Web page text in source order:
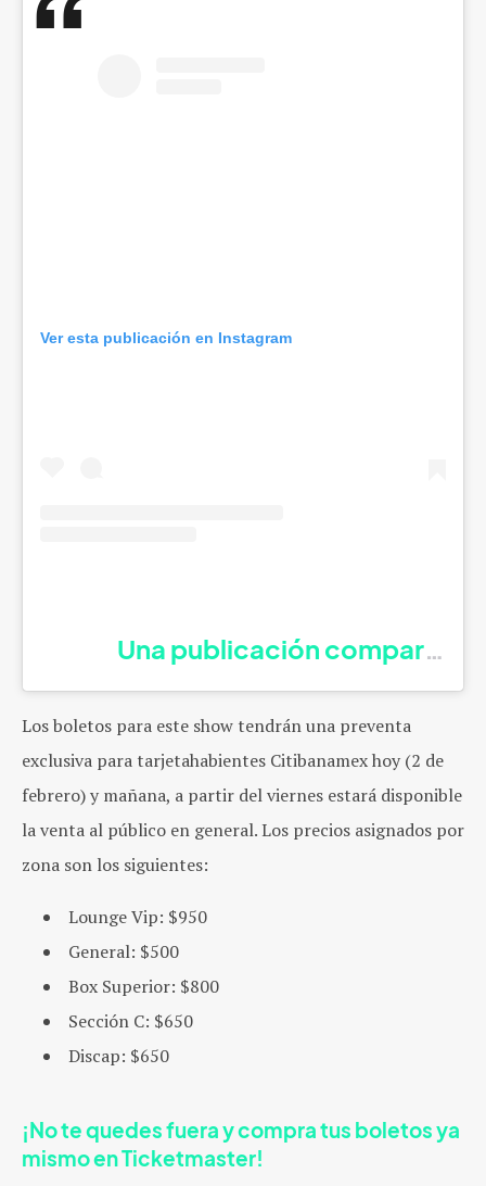
Ver esta publicación en Instagram
Una publicación compartida
Los boletos para este show tendrán una preventa
exclusiva para tarjetahabientes Citibanamex hoy (2 de
febrero) y mañana, a partir del viernes estará disponible
la venta al público en general. Los precios asignados por
zona son los siguientes:
Lounge Vip: $950
General: $500
Box Superior: $800
Sección C: $650
Discap: $650
¡No te quedes fuera y compra tus boletos ya
mismo en Ticketmaster!